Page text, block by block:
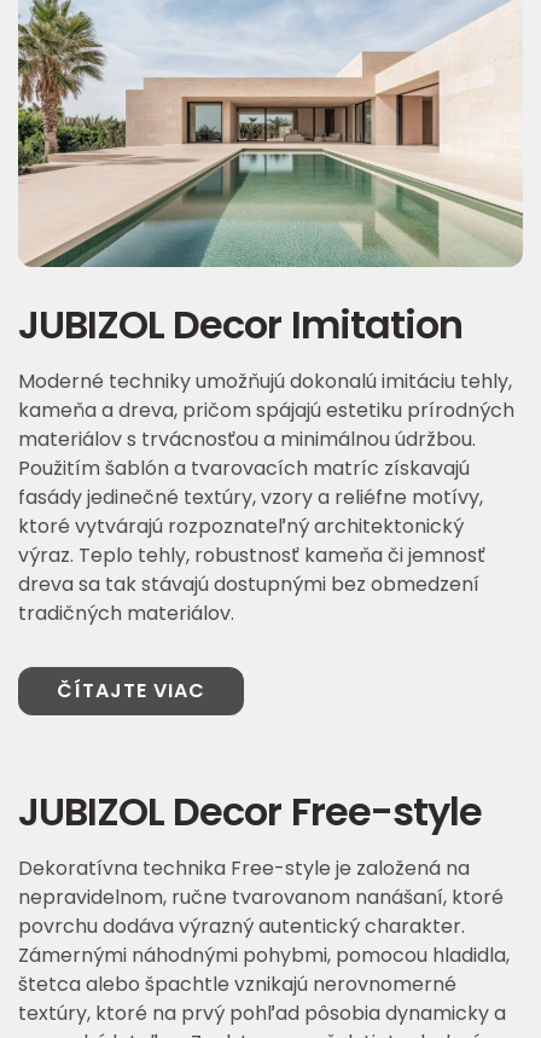
JUBIZOL Decor Imitation
Moderné techniky umožňujú dokonalú imitáciu tehly,
kameňa a dreva, pričom spájajú estetiku prírodných
materiálov s trvácnosťou a minimálnou údržbou.
Použitím šablón a tvarovacích matríc získavajú
fasády jedinečné textúry, vzory a reliéfne motívy,
ktoré vytvárajú rozpoznateľný architektonický
výraz. Teplo tehly, robustnosť kameňa či jemnosť
dreva sa tak stávajú dostupnými bez obmedzení
tradičných materiálov.
ČÍTAJTE VIAC
JUBIZOL Decor Free-style
Dekoratívna technika Free-style je založená na
nepravidelnom, ručne tvarovanom nanášaní, ktoré
povrchu dodáva výrazný autentický charakter.
Zámernými náhodnými pohybmi, pomocou hladidla,
štetca alebo špachtle vznikajú nerovnomerné
textúry, ktoré na prvý pohľad pôsobia dynamicky a